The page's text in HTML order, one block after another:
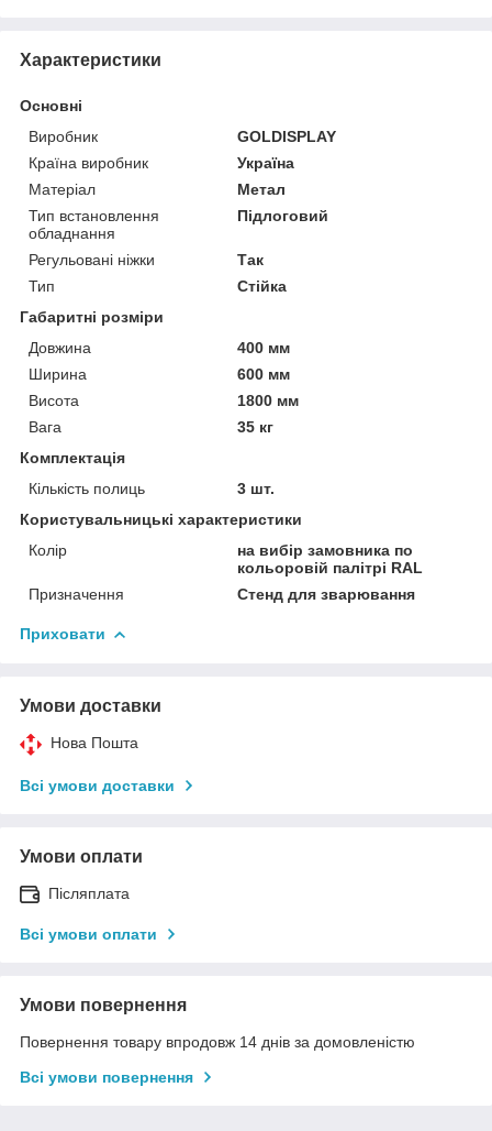
Характеристики
Основні
Виробник
GOLDISPLAY
Країна виробник
Україна
Матеріал
Метал
Тип встановлення
обладнання
Підлоговий
Регульовані ніжки
Так
Тип
Стійка
Габаритні розміри
Довжина
400 мм
Ширина
600 мм
Висота
1800 мм
Вага
35 кг
Комплектація
Кількість полиць
3 шт.
Користувальницькі характеристики
Колір
на вибір замовника по
кольоровій палітрі RAL
Призначення
Стенд для зварювання
Приховати
Умови доставки
Нова Пошта
Всі умови доставки
Умови оплати
Післяплата
Всі умови оплати
Умови повернення
Повернення товару впродовж 14 днів за домовленістю
Всі умови повернення